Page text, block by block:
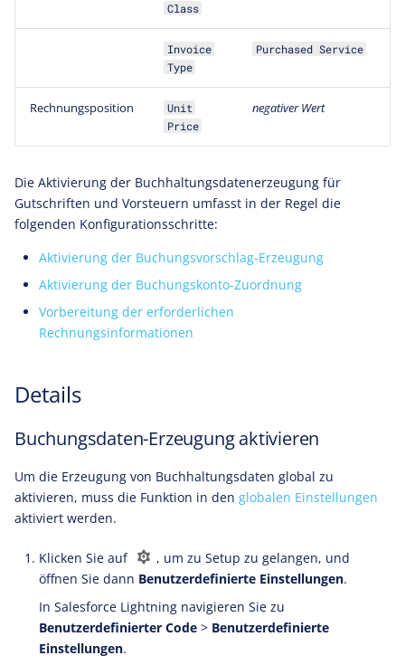
Class
Invoice
Type
Purchased Service
Rechnungsposition
Unit
Price
negativer Wert
Die Aktivierung der Buchhaltungsdatenerzeugung für
Gutschriften und Vorsteuern umfasst in der Regel die
folgenden Konfigurationsschritte:
Aktivierung der Buchungsvorschlag-Erzeugung
Aktivierung der Buchungskonto-Zuordnung
Vorbereitung der erforderlichen
Rechnungsinformationen
Details
Buchungsdaten-Erzeugung aktivieren
Um die Erzeugung von Buchhaltungsdaten global zu
aktivieren, muss die Funktion in den globalen Einstellungen
aktiviert werden.
Klicken Sie auf
, um zu Setup zu gelangen, und
öffnen Sie dann Benutzerdefinierte Einstellungen.
In Salesforce Lightning navigieren Sie zu
Benutzerdefinierter Code > Benutzerdefinierte
Einstellungen.